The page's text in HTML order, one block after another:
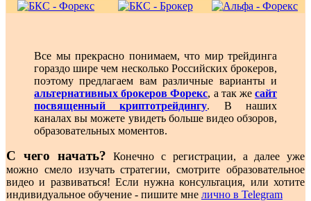
Все мы прекрасно понимаем, что мир трейдинга
гораздо шире чем несколько Российских брокеров,
поэтому предлагаем вам различные варианты и
альтернативных брокеров Форекс, а так жесайт
посвященный криптотрейдингу. В наших
каналах вы можете увидеть больше видео обзоров,
образовательных моментов.
С чего начать?Конечно с регистрации, а далее уже
можно смело изучать стратегии, смотрите образовательное
видео и развиваться! Если нужна консультация, или хотите
индивидуальное обучение - пишите мне лично в Telegram